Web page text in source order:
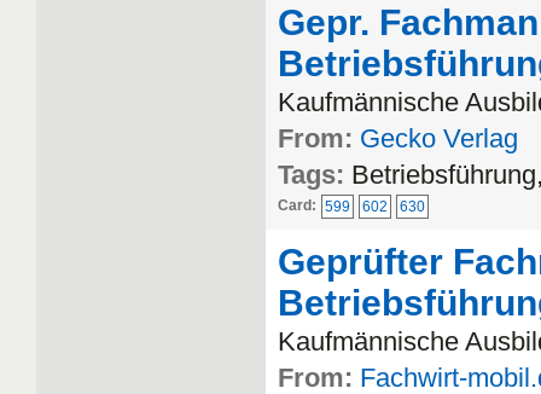
Gepr.
Kaufmännische
From: Gecko Verlag
Tags:
Card: 599 602 630
Geprüfter
Kaufmännische
From: Fachwirt-